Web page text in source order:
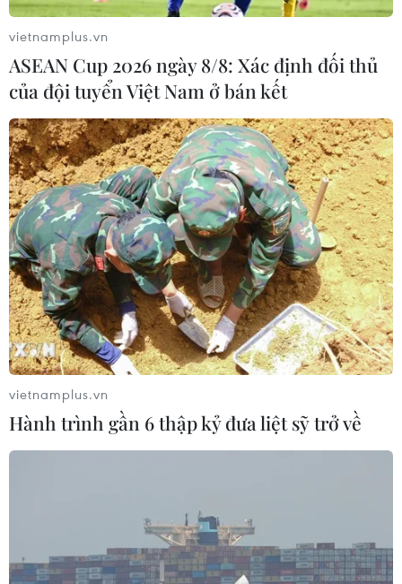
vietnamplus.vn
ASEAN Cup 2026 ngày 8/8: Xác định đối thủ
của đội tuyển Việt Nam ở bán kết
vietnamplus.vn
Hành trình gần 6 thập kỷ đưa liệt sỹ trở về